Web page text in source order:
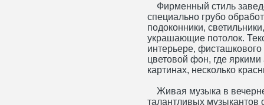
Фирменный стиль
специально грубо
подоконники,
украшающие потолок.
интерьере,
цветовой фон, где
картинах, несколько
Живая музыка в
талантливых музыкантов